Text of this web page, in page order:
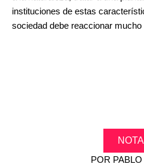
instituciones de estas
sociedad debe reaccionar
POR